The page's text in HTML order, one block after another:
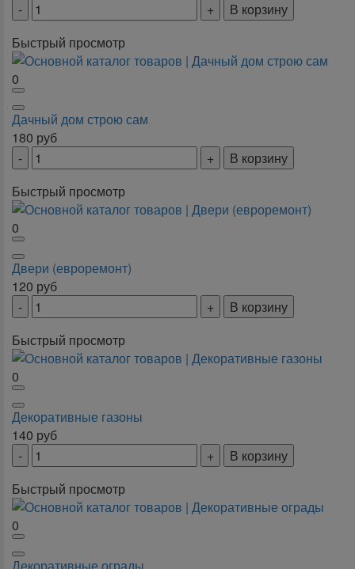
В корзину
Быстрый просмотр
0
Дачный дом строю сам
180 руб
В корзину
Быстрый просмотр
0
Двери (евроремонт)
120 руб
В корзину
Быстрый просмотр
0
Декоративные газоны
140 руб
В корзину
Быстрый просмотр
0